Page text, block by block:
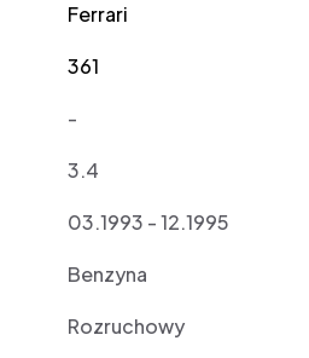
Ferrari
361
-
3.4
03.1993 - 12.1995
Benzyna
Rozruchowy